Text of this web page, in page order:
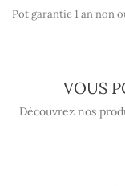
Pot garantie 1 an non
VOUS
Découvrez nos